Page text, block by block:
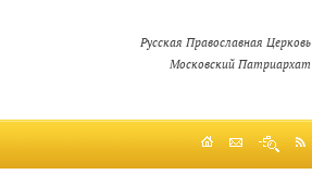
Русская Православная Церковь
Московский Патриархат